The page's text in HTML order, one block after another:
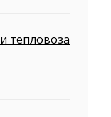
тепловоза